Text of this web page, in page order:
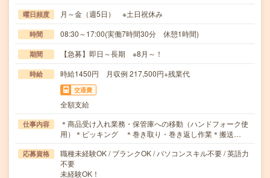
曜日頻度 月～金（週5日） ※土日祝休み
時間 08:30～17:00(実働7時間30分 休憩1時間)
期間 【急募】即日～長期 ※8月～！
時給 時給1450円 月収例 217,500円+残業代
交通費
全額支給
仕事内容
＊商品受け入れ業務・保管庫への移動（ハンドフォーク使
用）＊ピッキング ＊巻き取り・巻き返し作業＊搬送…
応募資格
職種未経験OK / ブランクOK / パソコンスキル不要 / 英語力
不要
未経験OK！